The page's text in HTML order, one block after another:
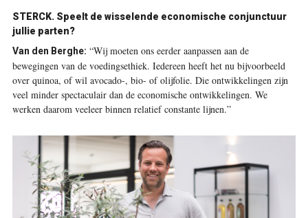
STERCK. Speelt de wisselende economische conjunctuur
jullie parten?
Van den Berghe: “Wij moeten ons eerder aanpassen aan de
bewegingen van de voedingsethiek. Iedereen heeft het nu bijvoorbeeld
over quinoa, of wil avocado-, bio- of olijfolie. Die ontwikkelingen zijn
veel minder spectaculair dan de economische ontwikkelingen. We
werken daarom veeleer binnen relatief constante lijnen.”